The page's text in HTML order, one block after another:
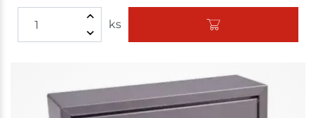
ks